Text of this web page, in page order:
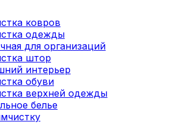
ковров
одежды
для организаций
штор
интерьер
обуви
верхней одежды
белье